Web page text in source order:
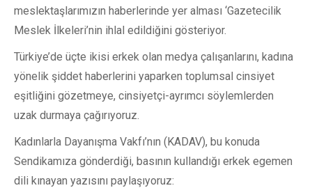
meslektaşlarımızın haberlerinde yer alması ‘Gazetecilik
Meslek İlkeleri’nin ihlal edildiğini gösteriyor.
Türkiye’de üçte ikisi erkek olan medya çalışanlarını, kadına
yönelik şiddet haberlerini yaparken toplumsal cinsiyet
eşitliğini gözetmeye, cinsiyetçi-ayrımcı söylemlerden
uzak durmaya çağırıyoruz.
Kadınlarla Dayanışma Vakfı’nın (KADAV), bu konuda
Sendikamıza gönderdiği, basının kullandığı erkek egemen
dili kınayan yazısını paylaşıyoruz: